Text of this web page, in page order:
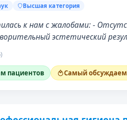
Высшая категория
к нам с жалобами: -
эстетический
пациентов Самый